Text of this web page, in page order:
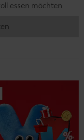
essen möchten.